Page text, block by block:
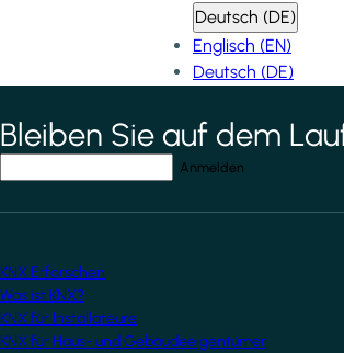
Deutsch (DE)
Englisch (EN)
Deutsch (DE)
*indicates required field
Bleiben Sie auf dem
KNX Erforschen
Was ist KNX?
KNX für Installateure
KNX für Haus- und Gebäudeeigentümer